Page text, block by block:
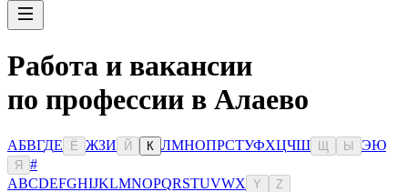
Работа и вакансии
по профессии в Алаево
АБВГДЕ Ё ЖЗИ Й К ЛМНОПРСТУФХЦЧШ Ы ЭЮ
Я
#
ABCDEFGHIJKLMNOPQRSTUVWX Y Z